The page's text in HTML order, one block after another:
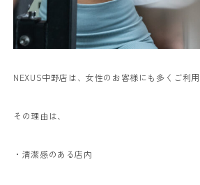
NEXUS中野店は、女性のお客様にも多くご利
その理由は、
・清潔感のある店内